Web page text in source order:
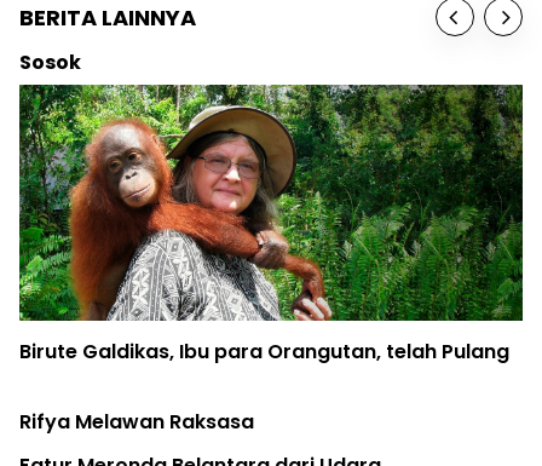
BERITA LAINNYA
telah Pulang
Gubernur Sulteng Digugat
Narasi Pembangkit Listrik